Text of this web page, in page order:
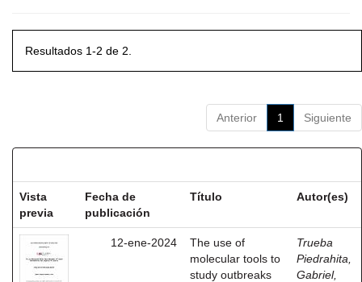
Resultados 1-2 de 2.
Anterior 1 Siguiente
Vista
previa
Fecha de
publicación
Título Autor(es)
12-ene-2024
The use of
molecular tools to
study outbreaks
Trueba
Piedrahita,
Gabriel,